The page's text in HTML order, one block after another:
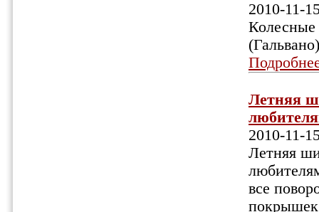
2010-11-
Колесные
(Гальвано)
Летняя
2010-11-
Летняя
все